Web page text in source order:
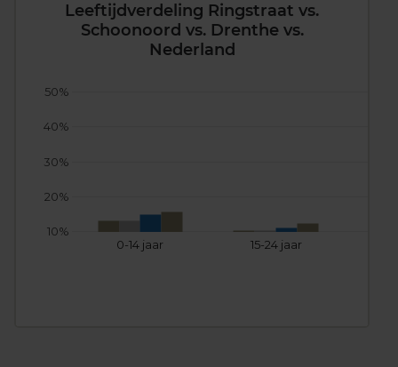
Leeftijdverdeling Ringstraat vs.
Schoonoord vs. Drenthe vs.
Nederland
0-14 jaar 15-24 jaar
10%
20%
30%
40%
50%